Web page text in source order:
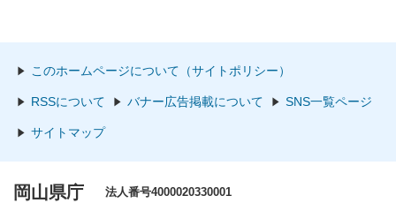
このホームページについて（サイトポリシー）
RSSについて バナー広告掲載について SNS一覧ページ
サイトマップ
岡山県庁 法人番号4000020330001